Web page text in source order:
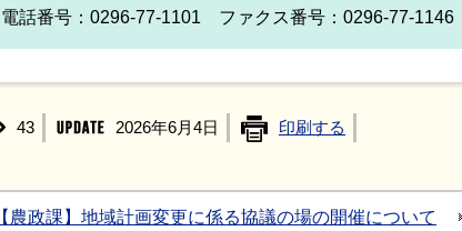
電話番号：0296-77-1101 ファクス番号：0296-77-1146
43 2026年6月4日 印刷する
【農政課】地域計画変更に係る協議の場の開催について